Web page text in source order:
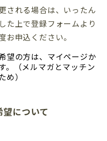
される場合は、いったん
た上で登録フォームより
申込ください。
望の方は、マイページか
（メルマガとマッチン
）
について